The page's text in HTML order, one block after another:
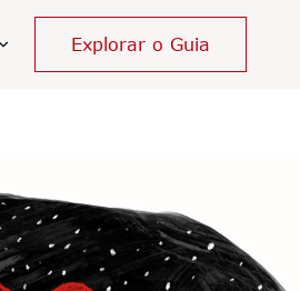
Explorar o Guia